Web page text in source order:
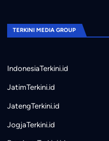
TERKINI MEDIA GROUP
IndonesiaTerkini.id
JatimTerkini.id
JatengTerkini.id
JogjaTerkini.id